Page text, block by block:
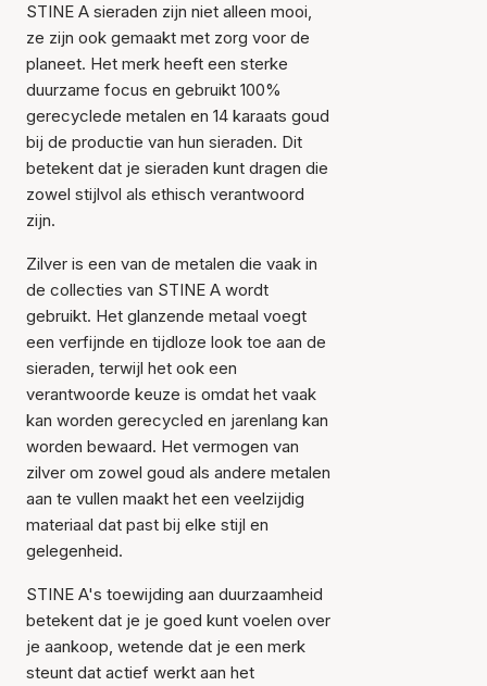
STINE A sieraden zijn niet alleen mooi,
ze zijn ook gemaakt met zorg voor de
planeet. Het merk heeft een sterke
duurzame focus en gebruikt 100%
gerecyclede metalen en 14 karaats goud
bij de productie van hun sieraden. Dit
betekent dat je sieraden kunt dragen die
zowel stijlvol als ethisch verantwoord
zijn.
Zilver is een van de metalen die vaak in
de collecties van STINE A wordt
gebruikt. Het glanzende metaal voegt
een verfijnde en tijdloze look toe aan de
sieraden, terwijl het ook een
verantwoorde keuze is omdat het vaak
kan worden gerecycled en jarenlang kan
worden bewaard. Het vermogen van
zilver om zowel goud als andere metalen
aan te vullen maakt het een veelzijdig
materiaal dat past bij elke stijl en
gelegenheid.
STINE A's toewijding aan duurzaamheid
betekent dat je je goed kunt voelen over
je aankoop, wetende dat je een merk
steunt dat actief werkt aan het